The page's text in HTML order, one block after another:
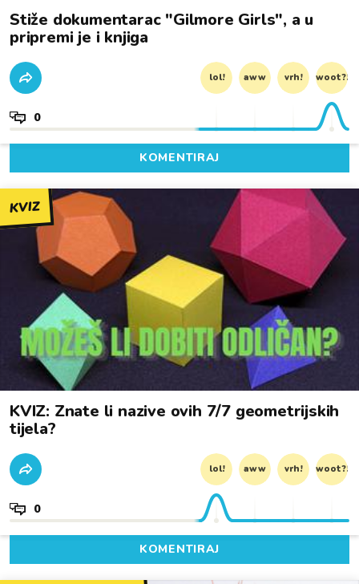
Stiže dokumentarac "Gilmore Girls", a u
pripremi je i knjiga
lol! aww vrh! woot?!
0
KOMENTIRAJ
KVIZ
KVIZ: Znate li nazive ovih 7/7 geometrijskih
tijela?
lol! aww vrh! woot?!
0
KOMENTIRAJ